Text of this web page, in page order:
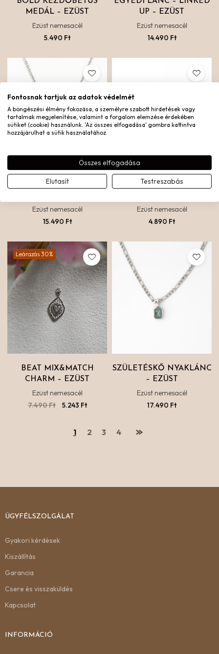
MEDÁL – EZÜST
Ezüst nemesacél
5.490 Ft
UP – EZÜST
Ezüst nemesacél
14.490 Ft
VALENTINA NYAKLÁNC
Ezüst nemesacél
15.490 Ft
MINI HOROSZKÓPOS
Ezüst nemesacél
4.890 Ft
Leárazás 30%
BEAT MIX&MATCH
CHARM – EZÜST
Ezüst nemesacél
7.490Ft 5.243 Ft
SZÜLETÉSKŐ NYAKLÁNC
– EZÜST
Ezüst nemesacél
17.490 Ft
1 2 3 4
ÜGYFÉLSZOLGÁLAT
Gyakori kérdések
Kiszállítás
Garancia
Csere és visszaküldés
Kapcsolat
INFORMÁCIÓ
Fontosnak tartjuk az adatok védelmét
A böngészési élmény fokozása, a személyre szabott hirdetések vagy
tartalmak megjelenítése, valamint a forgalom elemzése érdekében
sütiket (cookie) használunk. 'Az összes elfogadása' gombra kattintva
hozzájárulhat a sütik használatához.
Összes elfogadása
Elutasít Testreszabás